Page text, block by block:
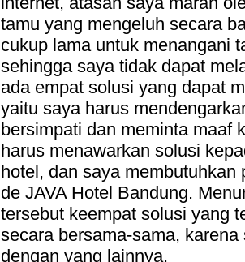
tamu yang mengeluh secara
cukup lama untuk menangani
sehingga saya tidak dapat
ada empat solusi yang dapat
yaitu saya harus
bersimpati dan meminta maaf
harus menawarkan solusi
hotel, dan saya
de JAVA Hotel Bandung.
tersebut keempat solusi yang
secara bersama-sama,
dengan yang lainnya.